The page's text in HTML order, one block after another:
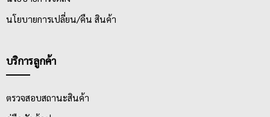
นโยบายการเปลี่ยน/คืน สินค้า
บริการลูกค้า
ตรวจสอบสถานะสินค้า